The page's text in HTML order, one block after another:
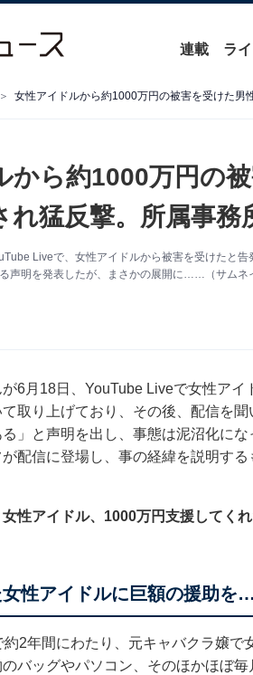
連載 ラ
女性アイドルから約1000万円の被害を受けた男
から約1000万円の
れ猛反撃。所属事務
Liveで、女性アイドルから被害を受けたと
声明を発表したが、まさかの展開に……（サムネ
6月18日、YouTube Liveで女性ア
取り上げており、その後、配信を
」と声明を出し、事態は泥沼化に
配信に登場し、事の経緯を説明す
女性アイドル、1000万円支援してく
女性アイドルに巨額の援助
2年間にわたり、元キャバクラ嬢で
バッグやパソコン、そのほかほぼ